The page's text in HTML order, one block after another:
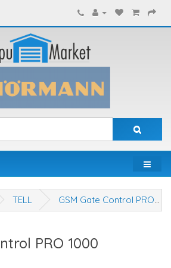
TELL GSM Gate Control PRO 1000 kapuvezérlő
PRO 1000